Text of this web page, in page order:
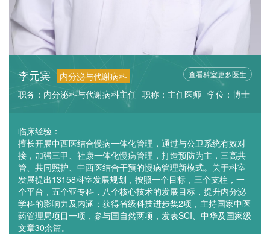
李元宾 内分泌与代谢病科 查看科室更多医生
职务：内分泌科与代谢病科主任 职称：主任医师 学位：博士
临床经验：
擅长开展中西医结合慢病一体化管理，通过与公卫系统有效对
接，加强三甲、社康一体化慢病管理，打造预防为主，三高共
管、共同照护、中西医结合干预的慢病管理新模式。关于科室
发展提出13158科室发展规划，按照一个目标，三个支柱，一
个平台，五个亚专科，八个核心技术的发展目标，提升内分泌
学科的影响力及内涵；获得省级科技进步奖2项，主持国家中医
药管理局项目一项，参与国自然两项，发表SCI、中华及国家级
文章30余篇。